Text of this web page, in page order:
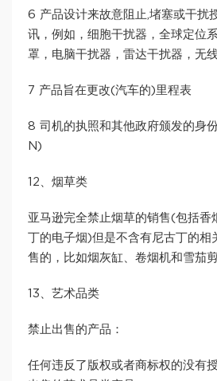
6 产品设计来故意阻止,堵塞或干扰
讯，例如，细胞干扰器，全球定位
罩，电脑干扰器，雷达干扰器，无
7 产品旨在更改(汽车的)里程表
8 司机的执照和其他政府颁发的身
N)
12、烟草类
亚马逊完全禁止烟草的销售(包括香
丁的电子烟)但是不含有尼古丁的
售的，比如烟灰缸、卷烟机和雪茄剪
13、艺术品类
禁止出售的产品：
任何违反了版权或者商标权的没有